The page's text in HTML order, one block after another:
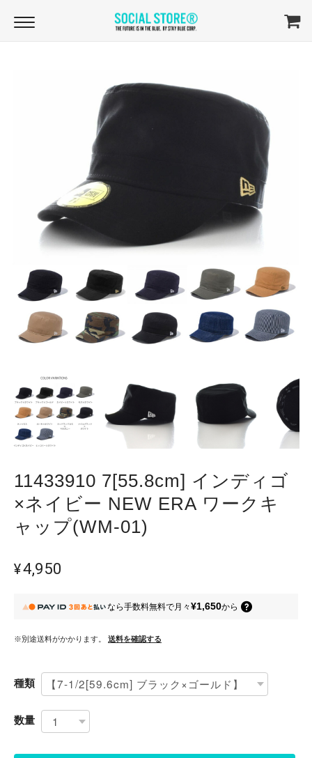
11433910 7[55.8cm] インディゴ
×ネイビー NEW ERA ワークキ
ャップ(WM-01)
¥4,950
なら手数料無料で月々¥1,650から
※別途送料がかかります。 送料を確認する
種類
数量